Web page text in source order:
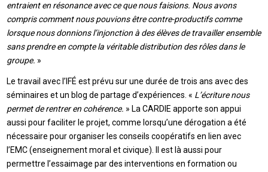
entraient en résonance avec ce que nous faisions. Nous avons
compris comment nous pouvions être contre-productifs comme
lorsque nous donnions l’injonction à des élèves de travailler ensemble
sans prendre en compte la véritable distribution des rôles dans le
groupe. »
Le travail avec l’IFÉ est prévu sur une durée de trois ans avec des
séminaires et un blog de partage d’expériences. « L’écriture nous
permet de rentrer en cohérence. » La CARDIE apporte son appui
aussi pour faciliter le projet, comme lorsqu’une dérogation a été
nécessaire pour organiser les conseils coopératifs en lien avec
l’EMC (enseignement moral et civique). Il est là aussi pour
permettre l’essaimage par des interventions en formation ou